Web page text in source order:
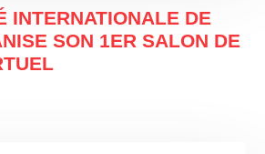
INTERNATIONALE DE
SON 1ER SALON DE